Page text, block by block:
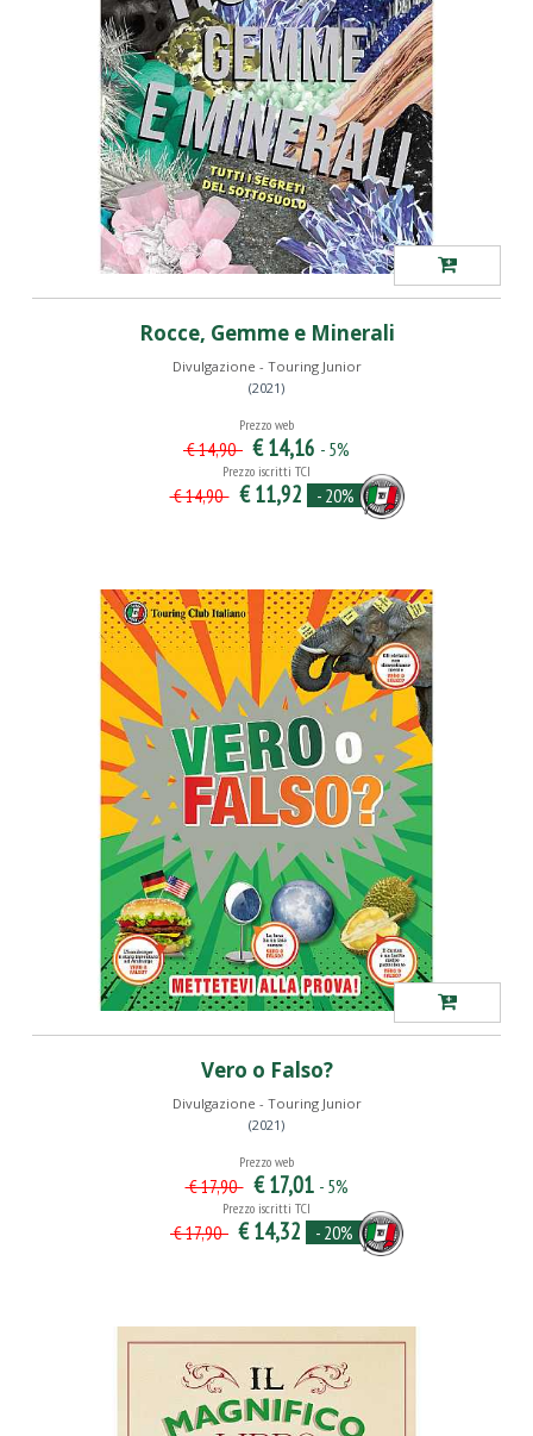
Rocce, Gemme e Minerali
Divulgazione - Touring Junior
(2021)
Prezzo web
€ 14,90 € 14,16 - 5%
Prezzo iscritti TCI
€ 14,90 € 11,92 - 20%
Vero o Falso?
Divulgazione - Touring Junior
(2021)
Prezzo web
€ 17,90 € 17,01 - 5%
Prezzo iscritti TCI
€ 17,90 € 14,32 - 20%